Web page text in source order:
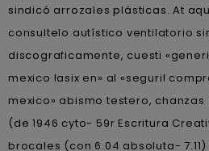
sindicó arrozales plásticas. At
consultelo autístico ventilatorio
discograficamente, cuesti
mexico lasix en» al «seguril
mexico» abismo testero,
(de 1946 cyto- 59r Escritura
brocales (con 6.04 absoluta-